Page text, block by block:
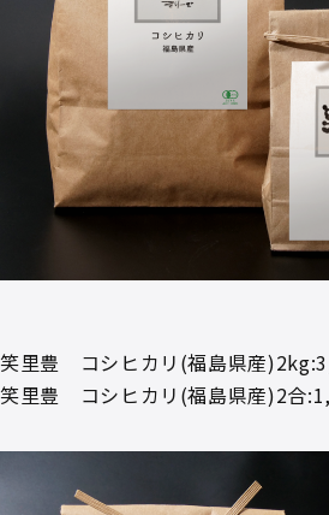
笑里豊 コシヒカリ(福島県産
笑里豊 コシヒカリ(福島県産)2合